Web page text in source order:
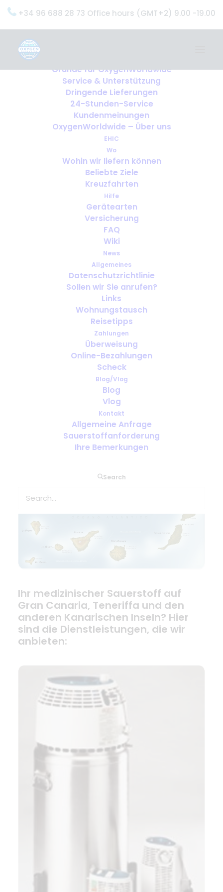
+34 96 688 28 73 Office hours (GMT+2) 9.00 -19.00
Gründe für OxygenWorldwide
Service & Unterstützung
Dringende Lieferungen
24-Stunden-Service
Kundenmeinungen
OxygenWorldwide – Über uns
EHIC
Wo
Wohin wir liefern können
Beliebte Ziele
Kreuzfahrten
Hilfe
Gerätearten
Versicherung
FAQ
Wiki
News
Allgemeines
Datenschutzrichtlinie
Sollen wir Sie anrufen?
Links
Wohnungstausch
Reisetipps
Zahlungen
Überweisung
Online-Bezahlungen
Scheck
Blog/Vlog
Blog
Vlog
Kontakt
Allgemeine Anfrage
Sauerstoffanforderung
Ihre Bemerkungen
Search
OxygenWorldwide (Was wir tun)
Ihr medizinischer Sauerstoff auf
Gran Canaria, Teneriffa und den
anderen Kanarischen Inseln? Hier
sind die Dienstleistungen, die wir
anbieten: